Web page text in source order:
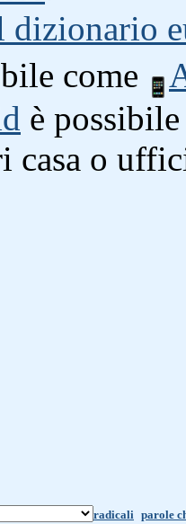
dizionario
come
è
o
radicali parole